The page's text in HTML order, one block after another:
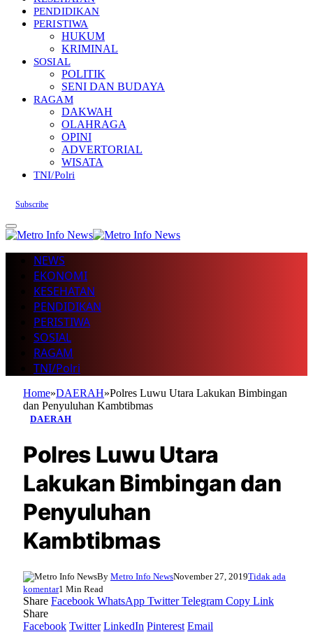
PENDIDIKAN
PERISTIWA
HUKUM
KRIMINAL
SOSIAL
POLITIK
SENI DAN BUDAYA
RAGAM
DAKWAH
OLAHRAGA
OPINI
ADVERTORIAL
WISATA
TNI/Polri
Subscribe
NEWS
EKONOMI
KESEHATAN
PENDIDIKAN
PERISTIWA
SOSIAL
RAGAM
TNI/Polri
Home»DAERAH»Polres Luwu Utara Lakukan Bimbingan
dan Penyuluhan Kambtibmas
DAERAH
Polres Luwu Utara
Lakukan Bimbingan dan
Penyuluhan
Kambtibmas
By Metro Info NewsNovember 27, 2019Tidak ada
komentar1 Min Read
Share Facebook WhatsApp Twitter Telegram Copy Link
Share
Facebook Twitter LinkedIn Pinterest Email